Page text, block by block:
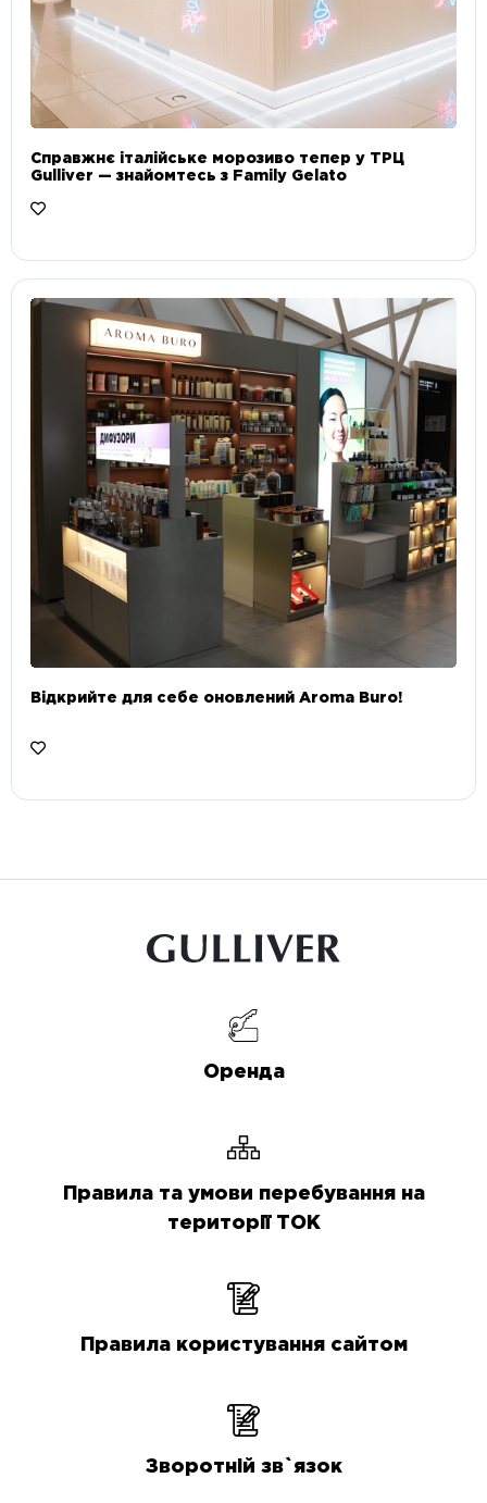
Справжнє італійське морозиво тепер у ТРЦ
Gulliver — знайомтесь з Family Gelato
Відкрийте для себе оновлений Aroma Buro! ⠀
Оренда
Правила та умови перебування на
території ТОК
Правила користування сайтом
Зворотній зв`язок